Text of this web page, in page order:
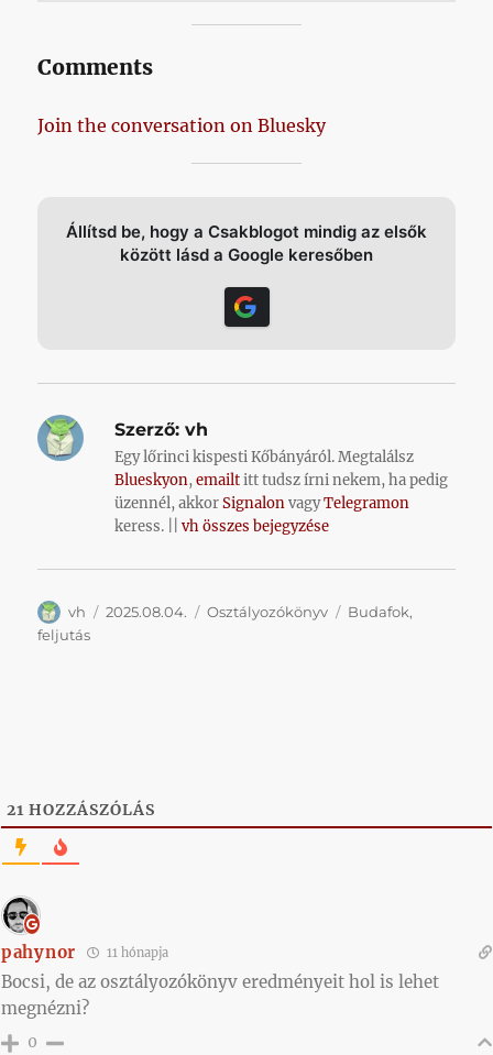
Comments
Join the conversation on Bluesky
Állítsd be, hogy a Csakblogot mindig az elsők
között lásd a Google keresőben
Szerző: vh
Egy lőrinci kispesti Kőbányáról. Megtalálsz
Blueskyon,emailtitt tudsz írni nekem, ha pedig
üzennél, akkorSignalonvagyTelegramon
keress. ||vh összes bejegyzése
Szerző
vh Közzétéve
2025.08.04. Kategória
Osztályozókönyv Címke
Budafok,
feljutás
21 HOZZÁSZÓLÁS
pahynor 11 hónapja
Bocsi, de az osztályozókönyv eredményeit hol is lehet
megnézni?
0